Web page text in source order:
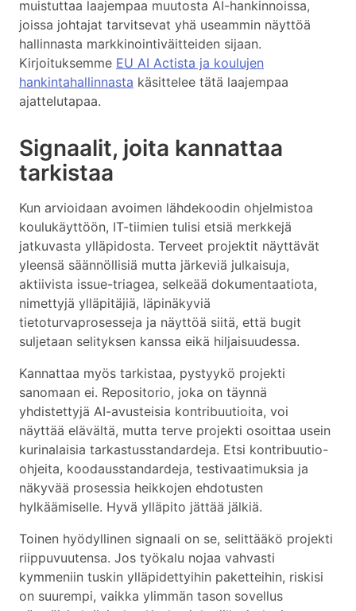
muistuttaa laajempaa muutosta AI-hankinnoissa,
joissa johtajat tarvitsevat yhä useammin näyttöä
hallinnasta markkinointiväitteiden sijaan.
Kirjoituksemme EU AI Actista ja koulujen
hankintahallinnasta käsittelee tätä laajempaa
ajattelutapaa.
Signaalit, joita kannattaa
tarkistaa
Kun arvioidaan avoimen lähdekoodin ohjelmistoa
koulukäyttöön, IT-tiimien tulisi etsiä merkkejä
jatkuvasta ylläpidosta. Terveet projektit näyttävät
yleensä säännöllisiä mutta järkeviä julkaisuja,
aktiivista issue-triagea, selkeää dokumentaatiota,
nimettyjä ylläpitäjiä, läpinäkyviä
tietoturvaprosesseja ja näyttöä siitä, että bugit
suljetaan selityksen kanssa eikä hiljaisuudessa.
Kannattaa myös tarkistaa, pystyykö projekti
sanomaan ei. Repositorio, joka on täynnä
yhdistettyjä AI-avusteisia kontribuutioita, voi
näyttää elävältä, mutta terve projekti osoittaa usein
kurinalaisia tarkastusstandardeja. Etsi kontribuutio-
ohjeita, koodausstandardeja, testivaatimuksia ja
näkyvää prosessia heikkojen ehdotusten
hylkäämiselle. Hyvä ylläpito jättää jälkiä.
Toinen hyödyllinen signaali on se, selittääkö projekti
riippuvuutensa. Jos työkalu nojaa vahvasti
kymmeniin tuskin ylläpidettyihin paketteihin, riskisi
on suurempi, vaikka ylimmän tason sovellus